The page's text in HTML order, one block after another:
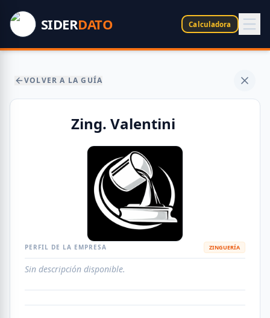
SIDERDATO Calculadora
VOLVER A LA GUÍA
Zing. Valentini
PERFIL DE LA EMPRESA ZINGUERÍA
Sin descripción disponible.